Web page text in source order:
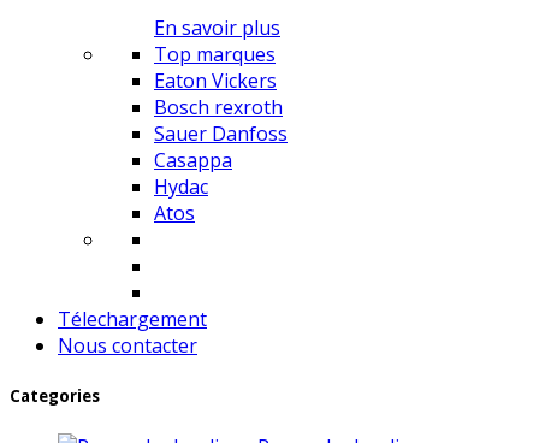
En savoir plus
Top marques
Eaton Vickers
Bosch rexroth
Sauer Danfoss
Casappa
Hydac
Atos
Télechargement
Nous contacter
Categories